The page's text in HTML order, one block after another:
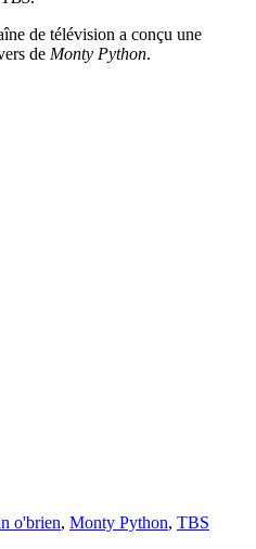
de télévision a conçu une
de Monty Python.
o'brien, Monty Python, TBS